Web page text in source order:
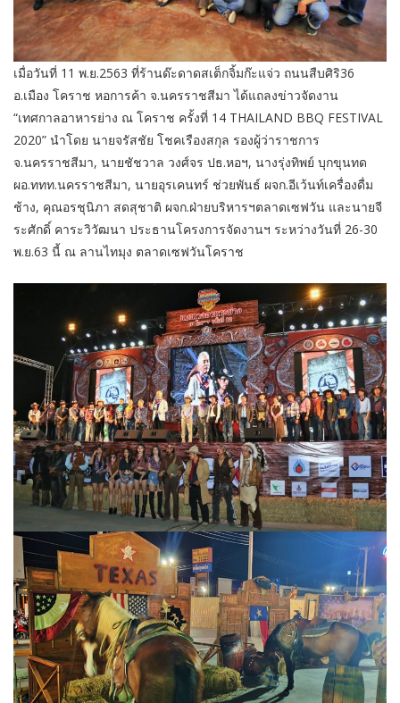
เมื่อวันที่ 11 พ.ย.2563 ที่ร้านด๊ะดาดสเต็กจิ้มก๊ะแจ่ว ถนนสืบศิริ36
อ.เมือง โคราช หอการค้า จ.นครราชสีมา ได้แถลงข่าวจัดงาน
“เทศกาลอาหารย่าง ณ โคราช ครั้งที่ 14 THAILAND BBQ FESTIVAL
2020” นำโดย นายจรัสชัย โชคเรืองสกุล รองผู้ว่าราชการ
จ.นครราชสีมา, นายชัชวาล วงศ์จร ปธ.หอฯ, นางรุ่งทิพย์ บุกขุนทด
ผอ.ททท.นครราชสีมา, นายอุรเคนทร์ ช่วยพันธ์ ผจก.อีเว้นท์เครื่องดื่ม
ช้าง, คุณอรชุนิภา สดสุชาติ ผจก.ฝ่ายบริหารฯตลาดเซฟวัน และนายจี
ระศักดิ์ คาระวิวัฒนา ประธานโครงการจัดงานฯ ระหว่างวันที่ 26-30
พ.ย.63 นี้ ณ ลานไทมุง ตลาดเซฟวันโคราช